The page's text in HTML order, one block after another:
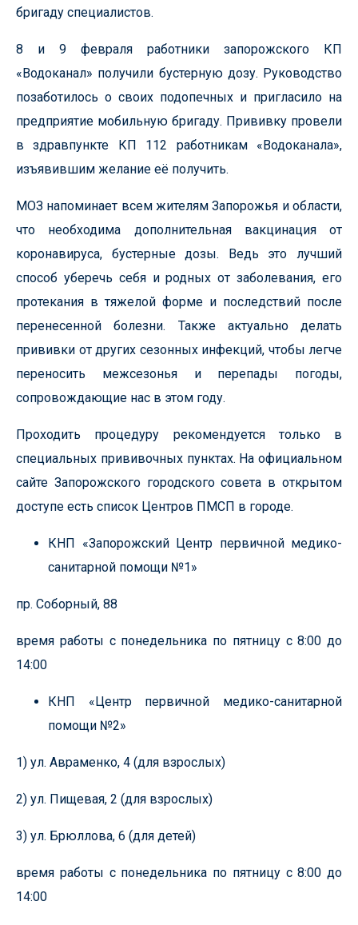
бригаду специалистов.
8 и 9 февраля работники запорожского КП
«Водоканал» получили бустерную дозу. Руководство
позаботилось о своих подопечных и пригласило на
предприятие мобильную бригаду. Прививку провели
в здравпункте КП 112 работникам «Водоканала»,
изъявившим желание её получить.
МОЗ напоминает всем жителям Запорожья и области,
что необходима дополнительная вакцинация от
коронавируса, бустерные дозы. Ведь это лучший
способ уберечь себя и родных от заболевания, его
протекания в тяжелой форме и последствий после
перенесенной болезни. Также актуально делать
прививки от других сезонных инфекций, чтобы легче
переносить межсезонья и перепады погоды,
сопровождающие нас в этом году.
Проходить процедуру рекомендуется только в
специальных прививочных пунктах. На официальном
сайте Запорожского городского совета в открытом
доступе есть список Центров ПМСП в городе.
КНП «Запорожский Центр первичной медико-
санитарной помощи №1»
пр. Соборный, 88
время работы с понедельника по пятницу с 8:00 до
14:00
КНП «Центр первичной медико-санитарной
помощи №2»
1) ул. Авраменко, 4 (для взрослых)
2) ул. Пищевая, 2 (для взрослых)
3) ул. Брюллова, 6 (для детей)
время работы с понедельника по пятницу с 8:00 до
14:00